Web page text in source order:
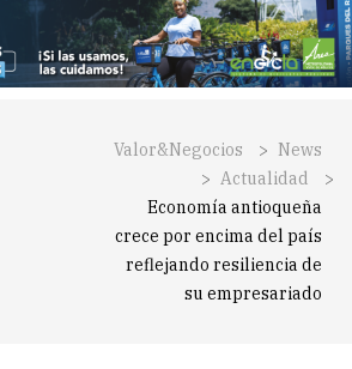
Valor&Negocios > News
> Actualidad
>
Economía antioqueña
crece por encima del país
reflejando resiliencia de
su empresariado